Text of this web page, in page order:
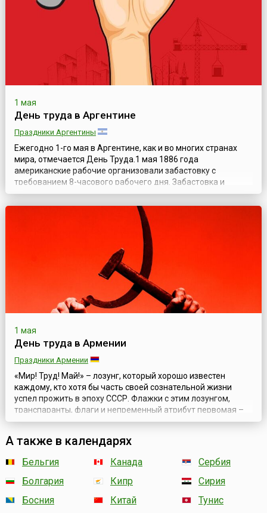
1 мая
День труда в Аргентине
Праздники Аргентины
Ежегодно 1-го мая в Аргентине, как и во многих странах
мира, отмечается День Труда.1 мая 1886 года
американские рабочие организовали забастовку с
требованием 8-часового рабочего дня. Забастовка и
сопутствующая демонстрация закончились
кровопролитным столкновением с полицией.В июле 1889
года Парижский конгресс II Интернационала, в память о
выступлении рабочих Чикаго, принял решение о провед...
1 мая
День труда в Армении
Праздники Армении
«Мир! Труд! Май!» – лозунг, который хорошо известен
каждому, кто хотя бы часть своей сознательной жизни
успел прожить в эпоху СССР. Флажки с этим лозунгом,
транспаранты, флаги и непременный атрибут первомая –
демонстрация остались в памяти людей, отмечавших День
Союзе. В отличие от многих праздников, отмечавшихся в
А также в календарях
Бельгия
Болгария
Босния
Канада
Кипр
Китай
Сербия
Сирия
Тунис